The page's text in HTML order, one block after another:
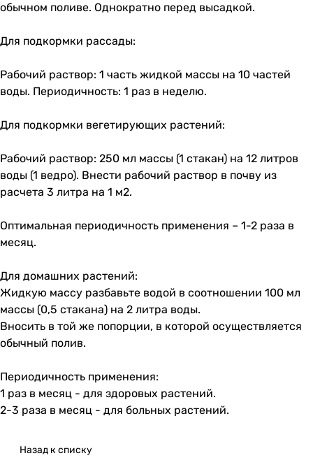
обычном поливе. Однократно перед высадкой.
Для подкормки рассады:
Рабочий раствор: 1 часть жидкой массы на 10 частей
воды. Периодичность: 1 раз в неделю.
Для подкормки вегетирующих растений:
Рабочий раствор: 250 мл массы (1 стакан) на 12 литров
воды (1 ведро). Внести рабочий раствор в почву из
расчета 3 литра на 1 м2.
Оптимальная периодичность применения – 1-2 раза в
месяц.
Для домашних растений:
Жидкую массу разбавьте водой в соотношении 100 мл
массы (0,5 стакана) на 2 литра воды.
Вносить в той же попорции, в которой осуществляется
обычный полив.
Периодичность применения:
1 раз в месяц - для здоровых растений.
2-3 раза в месяц - для больных растений.
Назад к списку